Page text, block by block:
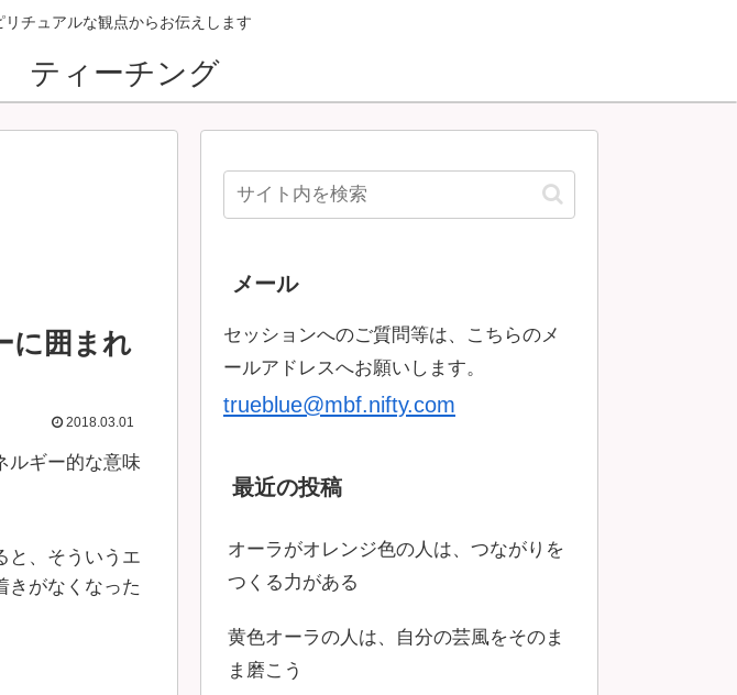
チュアルな観点からお伝えします
ティーチング
に囲まれ
2018.03.01
ルギー的な意味
と、そういうエ
きがなくなった
メール
セッションへのご質問等は、こちらのメ
ールアドレスへお願いします。
trueblue@mbf.nifty.com
最近の投稿
オーラがオレンジ色の人は、つながりを
つくる力がある
黄色オーラの人は、自分の芸風をそのま
ま磨こう